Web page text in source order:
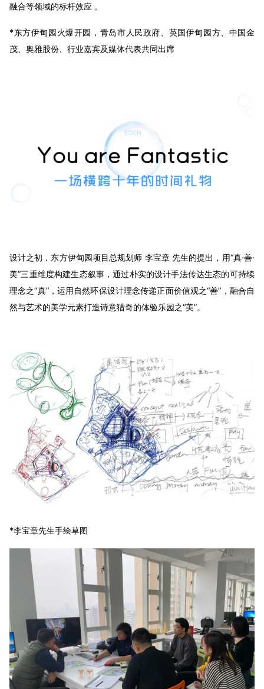
融合等领域的标杆效应 。
*东方伊甸园火爆开园，青岛市人民政府、英国伊甸园方、中国金
茂、奥雅股份、行业嘉宾及媒体代表共同出席
设计之初，东方伊甸园项目总规划师 李宝章 先生的提出，用“真·善·
美”三重维度构建生态叙事，通过朴实的设计手法传达生态的可持续
理念之“真”，运用自然环保设计理念传递正面价值观之“善”，融合自
然与艺术的美学元素打造诗意猎奇的体验乐园之“美”。
*李宝章先生手绘草图